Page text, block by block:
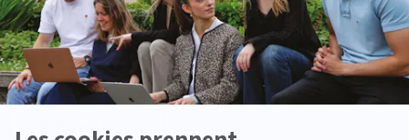
Téléchargezla brochure
TÉLÉCHARGER